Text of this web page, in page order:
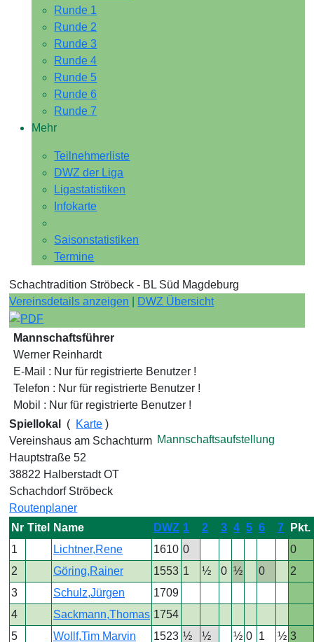
Runde 1
Runde 2
Runde 3
Runde 4
Runde 5
Runde 6
Runde 7
Mehr
Teilnehmerliste
DWZ der Liga
Ligastatistiken
Infokarte
Saisonstatistiken
Termine
Schachtradition Ströbeck - BL Süd Magdeburg
Vereinsdetails anzeigen
DWZ Übersicht
Mannschaftsführer
Werner Reinhardt
E-Mail : Nur für registrierte Benutzer !
Telefon : Nur für registrierte Benutzer !
Mobil : Nur für registrierte Benutzer !
Spiellokal
( Karte )
Vereinshaus am Schachturm
Hauptstraße 52
38822 Halberstadt OT
Schachdorf Ströbeck
Routenplaner
Mannschaftsaufstellung
Nr Titel Name DWZ 1 2 3 4 5 6 7
Pkt.
1
Lichtner,Rene 1610 0
0
2
Göring,Rainer 1553 1 ½ 0 ½ 0
2
3
Schulz,Jürgen
1709
4
Sackmann,Thomas 1754
5
Wollf,Tim Marvin 1523 ½ ½ ½ 0 1 ½ 3